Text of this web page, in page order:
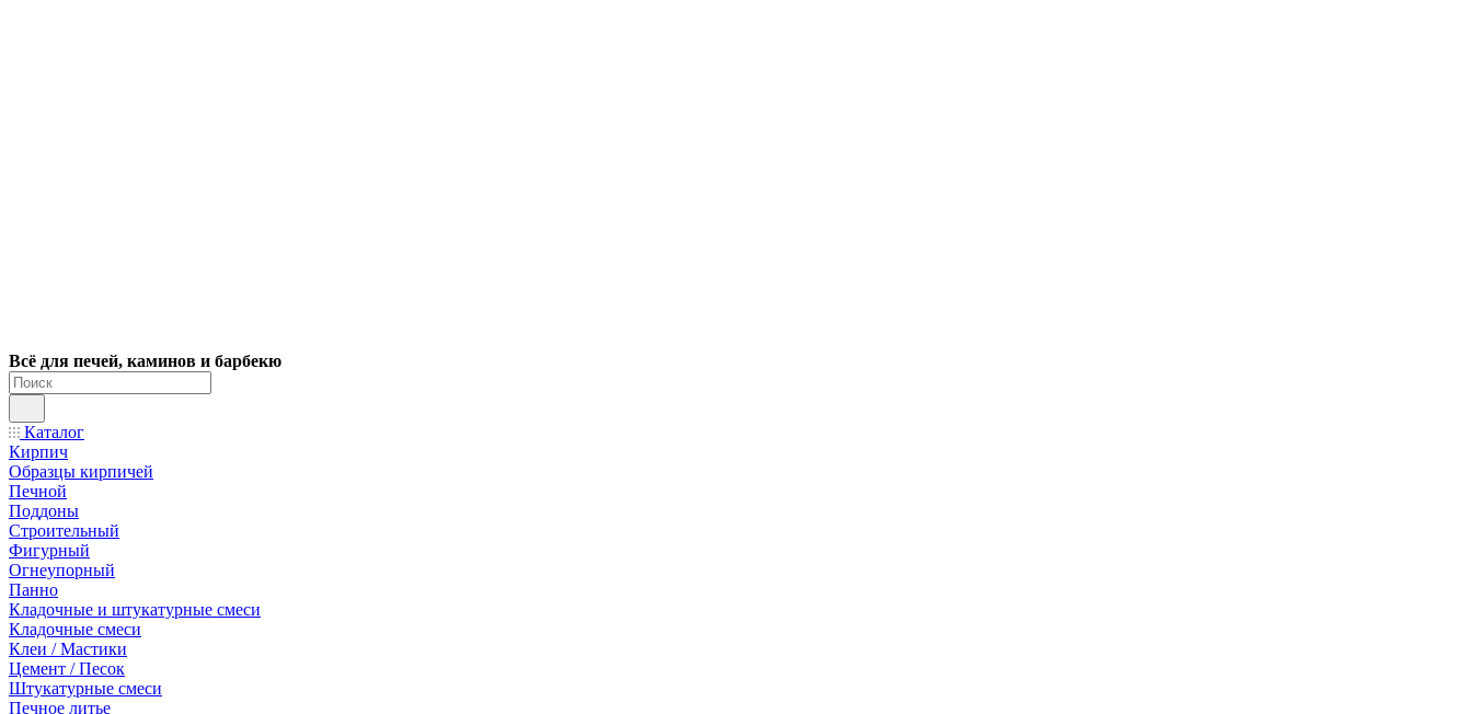
Всё для печей, каминов и барбекю
Каталог
Кирпич
Образцы кирпичей
Печной
Поддоны
Строительный
Фигурный
Огнеупорный
Панно
Кладочные и штукатурные смеси
Кладочные смеси
Клеи / Мастики
Цемент / Песок
Штукатурные смеси
Печное литье